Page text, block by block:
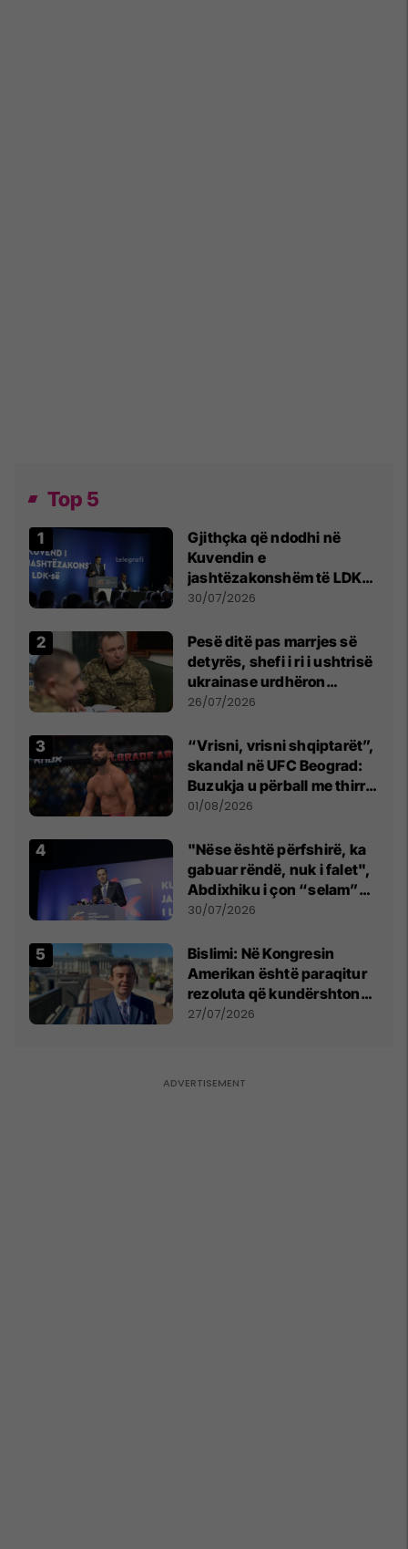
Top 5
Gjithçka që ndodhi në
Kuvendin e
jashtëzakonshëm të LDK-
së
30/07/2026
Pesë ditë pas marrjes së
detyrës, shefi i ri i ushtrisë
ukrainase urdhëron
kontroll të madh
26/07/2026
“Vrisni, vrisni shqiptarët”,
skandal në UFC Beograd:
Buzukja u përball me thirrje
anti-shqiptare nga
01/08/2026
"Nëse është përfshirë, ka
gabuar rëndë, nuk i falet",
Abdixhiku i çon “selam”
Përparim Ramës
30/07/2026
Bislimi: Në Kongresin
Amerikan është paraqitur
rezoluta që kundërshton
mbajtjen e Asamblesë
27/07/2026